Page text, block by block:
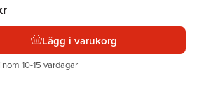
Lägg i varukorg
inom 10-15 vardagar